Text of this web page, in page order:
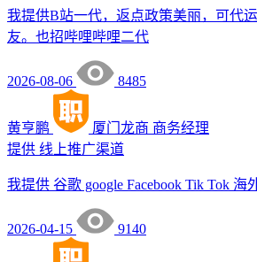
我提供B站一代，返点政策美丽，可代
友。也招哔哩哔哩二代
2026-08-06 8485
黄亨鹏 厦门龙商 商务经理
提供 线上推广渠道
我提供 谷歌 google Facebook Tik Tok 海
2026-04-15 9140